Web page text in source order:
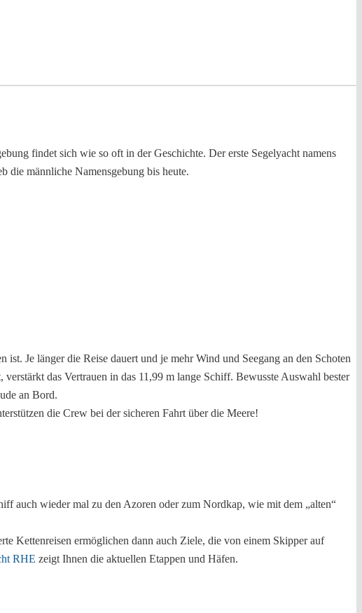
findet sich wie so oft in der Geschichte. Der erste Segelyacht namens
die männliche Namensgebung bis heute.
Je länger die Reise dauert und je mehr Wind und Seegang an den Schoten
das Vertrauen in das 11,99 m lange Schiff. Bewusste Auswahl bester
an Bord.
die Crew bei der sicheren Fahrt über die Meere!
auch wieder mal zu den Azoren oder zum Nordkap, wie mit dem „alten“
Kettenreisen ermöglichen dann auch Ziele, die von einem Skipper auf
RHE zeigt Ihnen die aktuellen Etappen und Häfen.